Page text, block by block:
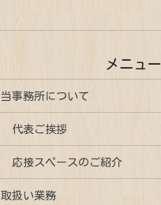
メニュー
当事務所について
代表ご挨拶
応接スペースのご紹介
取扱い業務